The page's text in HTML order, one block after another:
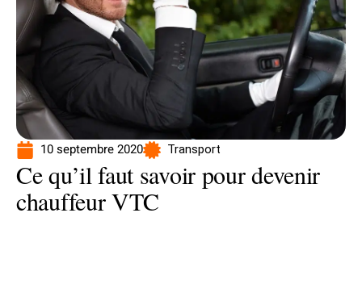
10 septembre 2020 Transport
Ce qu’il faut savoir pour devenir
chauffeur VTC